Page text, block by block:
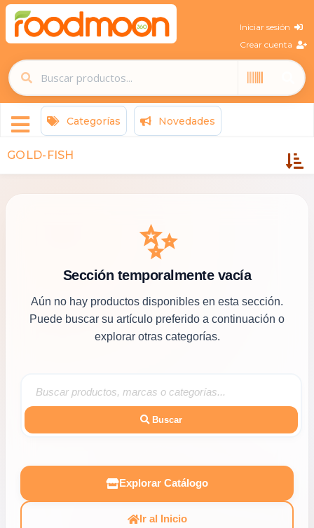
Iniciar sesión
Crear cuenta
Categorías Novedades
GOLD-FISH
✨
Sección temporalmente vacía
Aún no hay productos disponibles en esta sección.
Puede buscar su artículo preferido a continuación o
explorar otras categorías.
Buscar
Explorar Catálogo
Ir al Inicio